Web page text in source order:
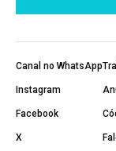
Canal no WhatsApp
Instagram
Facebook
X